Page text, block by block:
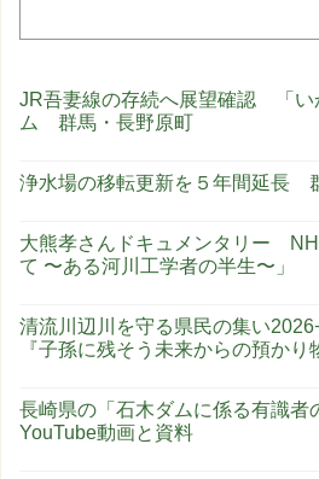
JR吾妻線の存続へ展望確認 「い
ム 群馬・長野原町
浄水場の移転更新を５年間延長
大熊孝さんドキュメンタリー
て 〜ある河川工学者の半生〜」
清流川辺川を守る県民の集い
『子孫に残そう未来からの預か
長崎県の「石木ダムに係る有識者
YouTube動画と資料